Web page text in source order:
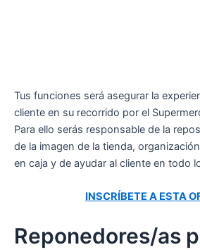
Tus funciones será asegurar la
cliente en su recorrido por el
Para ello serás responsable de la
de la imagen de la tienda,
en caja y de ayudar al cliente en todo
INSCRÍBETE A ESTA
Reponedores/as